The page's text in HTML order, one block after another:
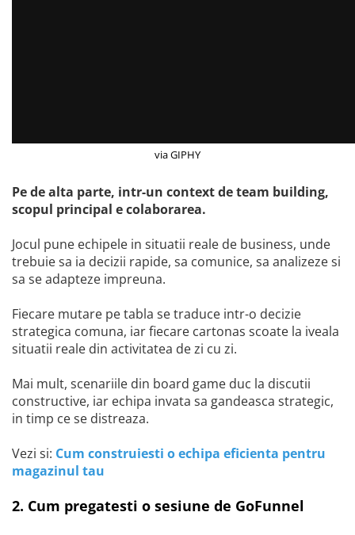
via GIPHY
Pe de alta parte, intr-un context de team building,
scopul principal e colaborarea.
Jocul pune echipele in situatii reale de business, unde
trebuie sa ia decizii rapide, sa comunice, sa analizeze si
sa se adapteze impreuna.
Fiecare mutare pe tabla se traduce intr-o decizie
strategica comuna, iar fiecare cartonas scoate la iveala
situatii reale din activitatea de zi cu zi.
Mai mult, scenariile din board game duc la discutii
constructive, iar echipa invata sa gandeasca strategic,
in timp ce se distreaza.
Vezi si: Cum construiesti o echipa eficienta pentru
magazinul tau
2. Cum pregatesti o sesiune de GoFunnel